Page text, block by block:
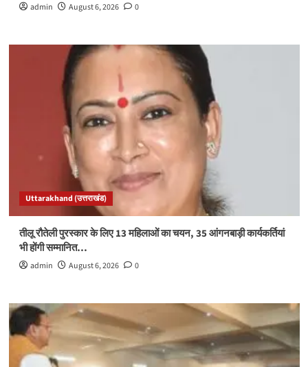
admin August 6, 2026 0
Uttarakhand (उत्तराखंड)
तीलू रौतेली पुरस्कार के लिए 13 महिलाओं का चयन, 35 आंगनबाड़ी कार्यकर्तियां
भी होंगी सम्मानित…
admin August 6, 2026 0